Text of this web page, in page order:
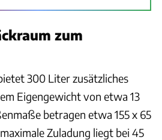
zum
300 Liter zusätzliches
Eigengewicht von etwa 13
betragen etwa 155 x 65
Zuladung liegt bei 45